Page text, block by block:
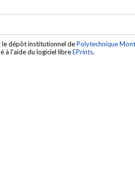
dépôt institutionnel dePolytechnique
à l'aide du logiciel libreEPrints.